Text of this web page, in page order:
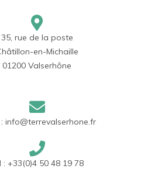
35, rue de la poste
en-Michaille
01200 Valserhône
info@terrevalserhone.fr
: +33(0)4 50 48 19 78